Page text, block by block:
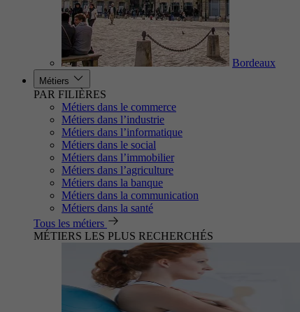
Bordeaux
Métiers
PAR FILIÈRES
Métiers dans le commerce
Métiers dans l’industrie
Métiers dans l’informatique
Métiers dans le social
Métiers dans l’immobilier
Métiers dans l’agriculture
Métiers dans la banque
Métiers dans la communication
Métiers dans la santé
Tous les métiers
MÉTIERS LES PLUS RECHERCHÉS